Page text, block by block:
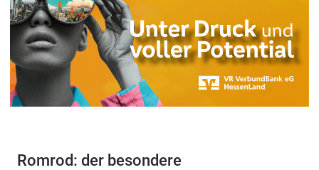
Romrod: der besondere